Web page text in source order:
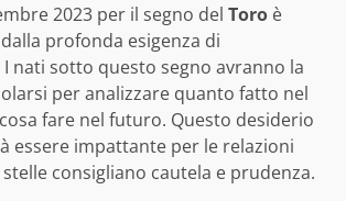
2023 per il segno del Toro è
profonda esigenza di
nati sotto questo segno avranno la
per analizzare quanto fatto nel
fare nel futuro. Questo desiderio
essere impattante per le relazioni
consigliano cautela e prudenza.